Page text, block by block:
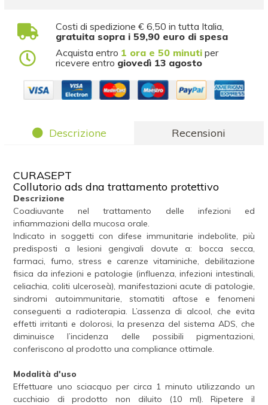
Costi di spedizione € 6,50 in tutta Italia,
gratuita sopra i 59,90 euro di spesa
Acquista entro 1 ora e 50 minuti per
ricevere entro giovedì 13 agosto
Descrizione Recensioni
CURASEPT
Collutorio ads dna trattamento protettivo
Descrizione
Coadiuvante nel trattamento delle infezioni ed
infiammazioni della mucosa orale.
Indicato in soggetti con difese immunitarie indebolite, più
predisposti a lesioni gengivali dovute a: bocca secca,
farmaci, fumo, stress e carenze vitaminiche, debilitazione
fisica da infezioni e patologie (influenza, infezioni intestinali,
celiachia, coliti ulceroseà), manifestazioni acute di patologie,
sindromi autoimmunitarie, stomatiti aftose e fenomeni
conseguenti a radioterapia. L’assenza di alcool, che evita
effetti irritanti e dolorosi, la presenza del sistema ADS, che
diminuisce l’incidenza delle possibili pigmentazioni,
conferiscono al prodotto una compliance ottimale.
Modalità d'uso
Effettuare uno sciacquo per circa 1 minuto utilizzando un
cucchiaio di prodotto non diluito (10 ml). Ripetere il